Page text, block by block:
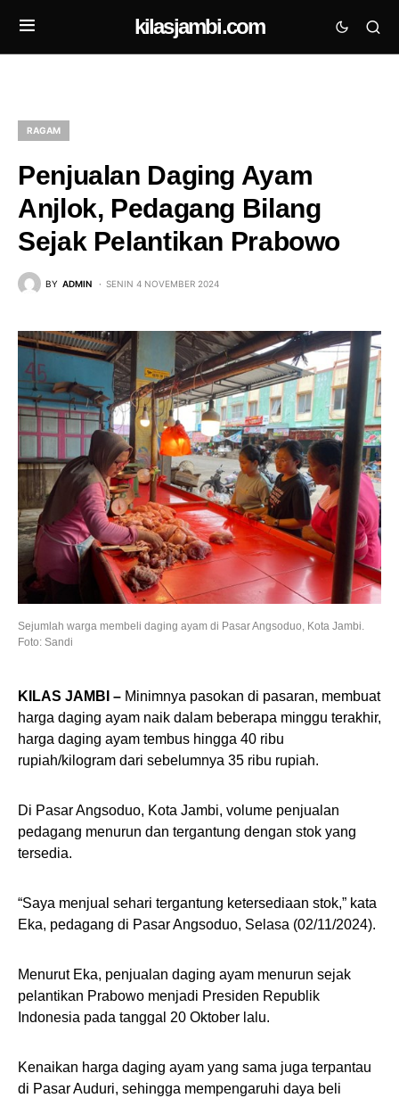
kilasjambi.com
RAGAM
Penjualan Daging Ayam
Anjlok, Pedagang Bilang
Sejak Pelantikan Prabowo
BY ADMIN SENIN 4 NOVEMBER 2024
Sejumlah warga membeli daging ayam di Pasar Angsoduo, Kota Jambi.
Foto: Sandi
KILAS JAMBI – Minimnya pasokan di pasaran, membuat
harga daging ayam naik dalam beberapa minggu terakhir,
harga daging ayam tembus hingga 40 ribu
rupiah/kilogram dari sebelumnya 35 ribu rupiah.
Di Pasar Angsoduo, Kota Jambi, volume penjualan
pedagang menurun dan tergantung dengan stok yang
tersedia.
“Saya menjual sehari tergantung ketersediaan stok,” kata
Eka, pedagang di Pasar Angsoduo, Selasa (02/11/2024).
Menurut Eka, penjualan daging ayam menurun sejak
pelantikan Prabowo menjadi Presiden Republik
Indonesia pada tanggal 20 Oktober lalu.
Kenaikan harga daging ayam yang sama juga terpantau
di Pasar Auduri, sehingga mempengaruhi daya beli